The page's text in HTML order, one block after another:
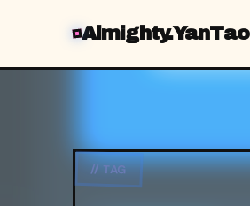
Almighty.YanTao
// TAG